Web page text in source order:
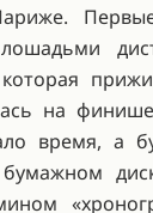
на
время, а